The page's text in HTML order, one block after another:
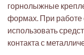
горнолыжные
формах. При работе
использовать
контакта с